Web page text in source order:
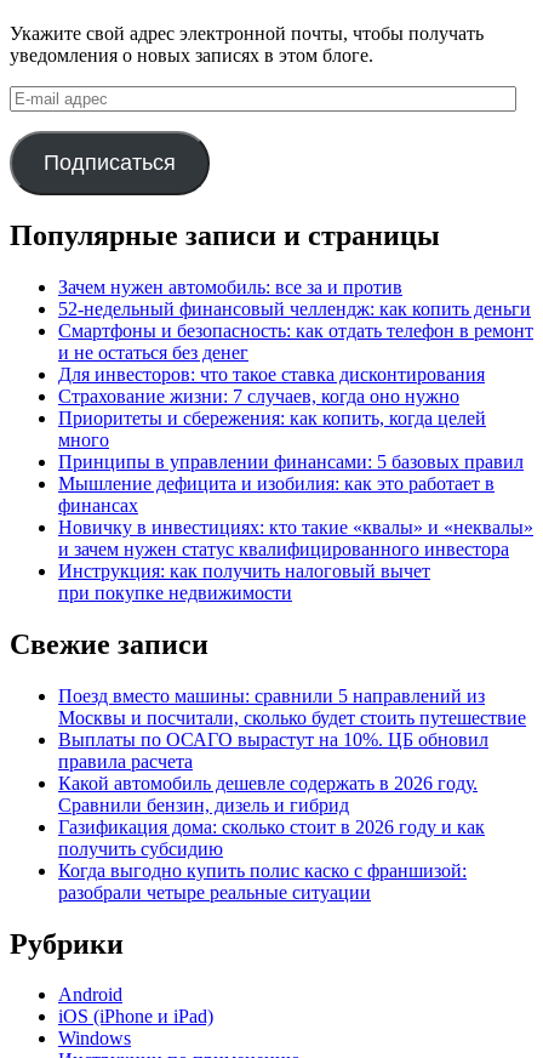
Укажите свой адрес электронной почты, чтобы получать
уведомления о новых записях в этом блоге.
E-
mail
адрес
Подписаться
Популярные записи и страницы
Зачем нужен автомобиль: все за и против
52-недельный финансовый челлендж: как копить деньги
Смартфоны и безопасность: как отдать телефон в ремонт
и не остаться без денег
Для инвесторов: что такое ставка дисконтирования
Страхование жизни: 7 случаев, когда оно нужно
Приоритеты и сбережения: как копить, когда целей
много
Принципы в управлении финансами: 5 базовых правил
Мышление дефицита и изобилия: как это работает в
финансах
Новичку в инвестициях: кто такие «квалы» и «неквалы»
и зачем нужен статус квалифицированного инвестора
Инструкция: как получить налоговый вычет
при покупке недвижимости
Свежие записи
Поезд вместо машины: сравнили 5 направлений из
Москвы и посчитали, сколько будет стоить путешествие
Выплаты по ОСАГО вырастут на 10%. ЦБ обновил
правила расчета
Какой автомобиль дешевле содержать в 2026 году.
Сравнили бензин, дизель и гибрид
Газификация дома: сколько стоит в 2026 году и как
получить субсидию
Когда выгодно купить полис каско с франшизой:
разобрали четыре реальные ситуации
Рубрики
Android
iOS (iPhone и iPad)
Windows